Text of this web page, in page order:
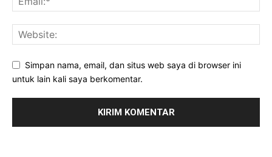
Simpan nama, email, dan situs web saya di browser ini
untuk lain kali saya berkomentar.